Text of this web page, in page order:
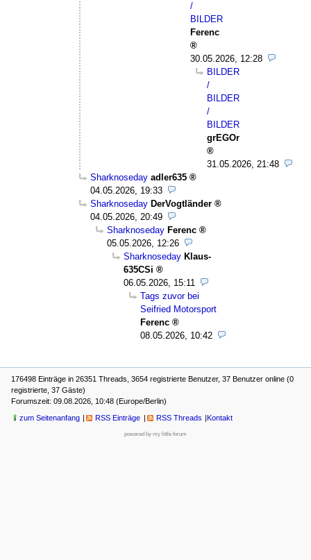
/
BILDER
Ferenc
30.05.2026, 12:28
BILDER
/
BILDER
/
BILDER
grEGOr
31.05.2026, 21:48
Sharknoseday adler635
04.05.2026, 19:33
Sharknoseday DerVogtländer
04.05.2026, 20:49
Sharknoseday Ferenc
05.05.2026, 12:26
Sharknoseday Klaus-
635CSi
06.05.2026, 15:11
Tags zuvor bei
Seifried Motorsport
Ferenc
08.05.2026, 10:42
176498 Einträge in 26351 Threads, 3654 registrierte Benutzer, 37 Benutzer online (0
registrierte, 37 Gäste)
Forumszeit: 09.08.2026, 10:48 (Europe/Berlin)
zum Seitenanfang RSS Einträge RSS Threads Kontakt
powered by my little forum